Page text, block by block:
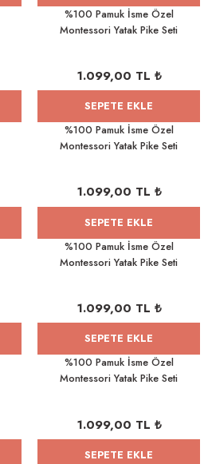
%100 Pamuk İsme Özel
Montessori Yatak Pike Seti
1.099,00 TL ₺
SEPETE EKLE
%100 Pamuk İsme Özel
Montessori Yatak Pike Seti
1.099,00 TL ₺
SEPETE EKLE
%100 Pamuk İsme Özel
Montessori Yatak Pike Seti
1.099,00 TL ₺
SEPETE EKLE
%100 Pamuk İsme Özel
Montessori Yatak Pike Seti
1.099,00 TL ₺
SEPETE EKLE